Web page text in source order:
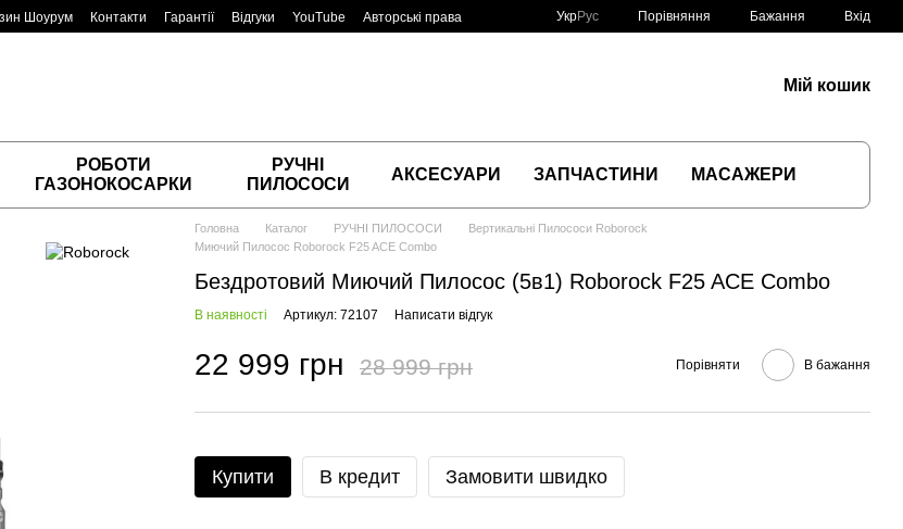
Шоурум Контакти Гарантії Відгуки YouTube
Авторські права
УкрРус Порівняння Бажання Вхід
Мій кошик
РОБОТИ
ГАЗОНОКОСАРКИ
РУЧНІ
ПИЛОСОСИ
АКСЕСУАРИ ЗАПЧАСТИНИ МАСАЖЕРИ
Головна Каталог РУЧНІ ПИЛОСОСИ
Вертикальні Пилососи Roborock
Миючий Пилосос Roborock F25 ACE Combo
Бездротовий Миючий Пилосос (5в1) Roborock F25 ACE Combo
В наявності Артикул: 72107 Написати відгук
22 999 грн 28 999 грн Порівняти В бажання
Купити В кредит Замовити швидко